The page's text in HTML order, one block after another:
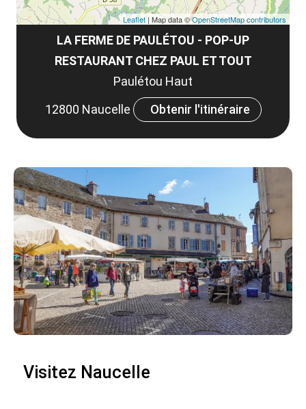
LA FERME DE PAULÉTOU - POP-UP
RESTAURANT CHEZ PAUL ET TOUT
Paulétou Haut
12800 Naucelle
Obtenir l'itinéraire
Leaflet | Map data ©OpenStreetMap contributors
Visitez Naucelle